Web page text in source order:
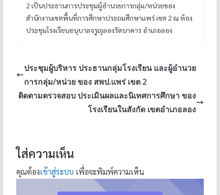
2 เป็นประธานการประชุมผู้อำนวยการกลุ่ม/หน่วยของ
สำนักงานเขตพื้นที่การศึกษาประถมศึกษาแพร่ เขต 2 ณ ห้อง
ประชุมโรงเรียนอนุบาลจรูญลองรัตนาคาร อำเภอลอง
ประชุมผู้บริหาร ประธานกลุ่มโรงเรียน และผู้อำนวย
การกลุ่ม/หน่วย ของ สพป.แพร่ เขต 2
ติดตามตรวจสอบ ประเมินผลและนิเทศการศึกษา ของ
โรงเรียนในสังกัด เขตอำเภอลอง
ใส่ความเห็น
คุณต้องเข้าสู่ระบบ เพื่อจะพิมพ์ความเห็น